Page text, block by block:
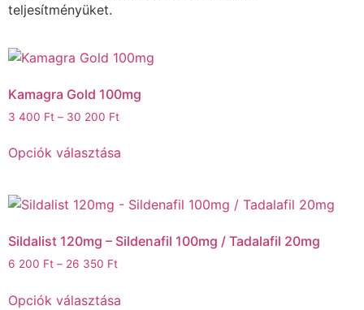
teljesítményüket.
Kamagra Gold 100mg
3 400 Ft – 30 200 Ft
Opciók választása
Sildalist 120mg – Sildenafil 100mg / Tadalafil 20mg
6 200 Ft – 26 350 Ft
Opciók választása